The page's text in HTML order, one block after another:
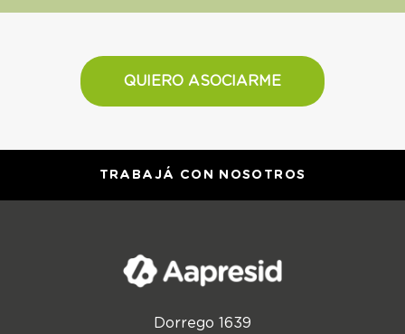
QUIERO ASOCIARME
TRABAJÁ CON NOSOTROS
Dorrego 1639